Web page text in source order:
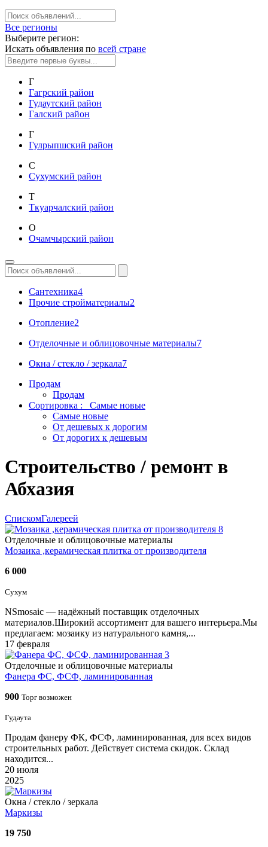
Все регионы
Выберите регион:
Искать объявления по всей стране
Г
Гагрский район
Гудаутский район
Галский район
Г
Гулрыпшский район
С
Сухумский район
Т
Ткуарчалский район
О
Очамчырский район
Сантехника4
Прочие стройматериалы2
Отопление2
Отделочные и облицовочные материалы7
Окна / стеклo / зеркала7
Продам
Продам
Сортировка :
Самые новые
Самые новые
От дешевых к дорогим
От дорогих к дешевым
Строительство / ремонт в
Абхазия
СпискомГалереей
8
Отделочные и облицовочные материалы
Мозаика ,керамическая плитка от производителя
6 000
Сухум
NSmosaic — надёжный поставщик отделочных
материалов.Широкий ассортимент для вашего интерьера.Мы
предлагаем: мозаику из натурального камня,...
17 февраля
3
Отделочные и облицовочные материалы
Фанера ФС, ФСФ, ламинированная
900 Торг возможен
Гудаута
Продам фанеру ФК, ФСФ, ламинированная, для всех видов
строительных работ. Действует система скидок. Склад
находится...
20 июля
2025
Окна / стеклo / зеркала
Маркизы
19 750